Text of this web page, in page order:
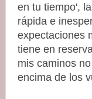
en tu tiempo',
rápida e
expectaciones
tiene en
mis caminos
encima de los